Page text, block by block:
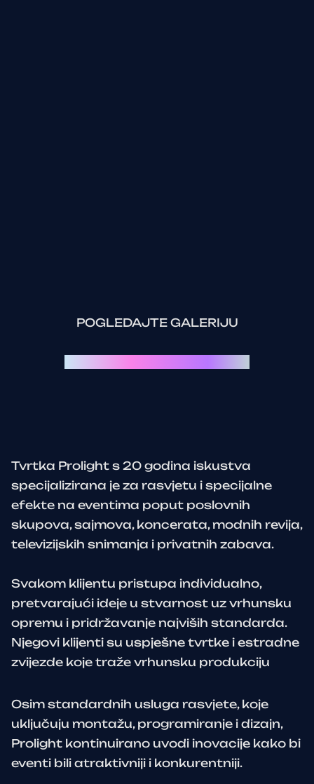
POGLEDAJTE GALERIJU
Tvrtka Prolight s 20 godina iskustva
specijalizirana je za rasvjetu i specijalne
efekte na eventima poput poslovnih
skupova, sajmova, koncerata, modnih revija,
televizijskih snimanja i privatnih zabava.
Svakom klijentu pristupa individualno,
pretvarajući ideje u stvarnost uz vrhunsku
opremu i pridržavanje najviših standarda.
Njegovi klijenti su uspješne tvrtke i estradne
zvijezde koje traže vrhunsku produkciju
Osim standardnih usluga rasvjete, koje
uključuju montažu, programiranje i dizajn,
Prolight kontinuirano uvodi inovacije kako bi
eventi bili atraktivniji i konkurentniji.